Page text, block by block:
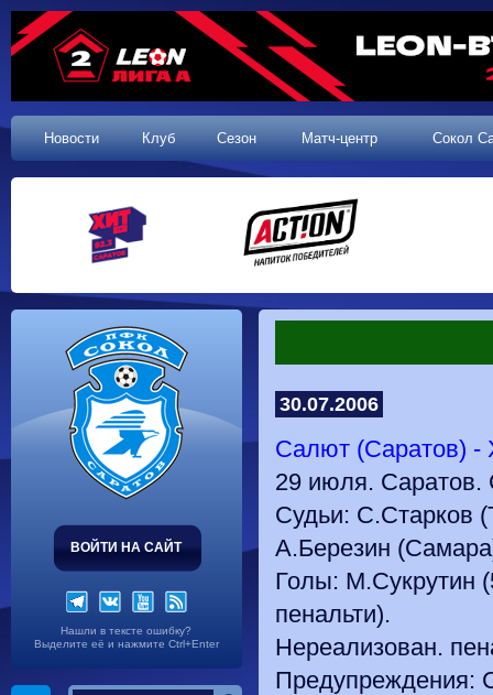
Новости Клуб Сезон Матч-центр Сокол
ВОЙТИ НА САЙТ
Нашли в тексте ошибку?
Выделите её и нажмите Ctrl+Enter
30.07.2006
Салют (Саратов) -
29 июля. Саратов.
Судьи: С.Старков
А.Березин
Голы: М.Сукрутин
пенальти).
Нереализован.
Предупреждения: